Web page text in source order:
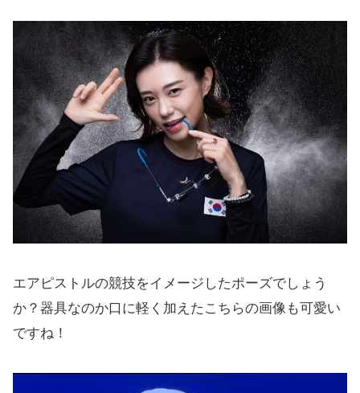
エアピストルの競技をイメージしたポーズでしょう
か？器具なのか口に軽く加えたこちらの画像も可愛い
ですね！